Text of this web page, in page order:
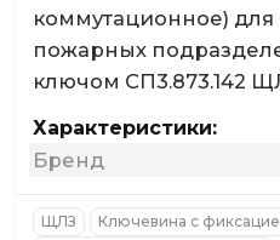
коммутационное) для
пожарных
ключом СП3.873.142
Характеристики:
Бренд
ЩЛЗ
Ключевина с